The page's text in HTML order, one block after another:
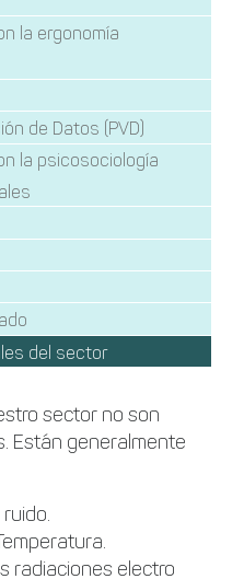
la ergonomía
de Datos (PVD)
la psicosociología
del sector
sector no son
Están generalmente
radiaciones electro